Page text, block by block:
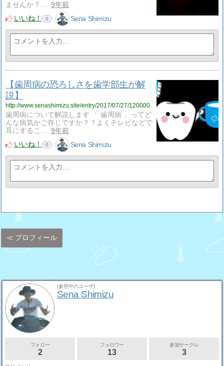
ませんか？…
9年前
いいね！
0 Sena Shimizu
【歯周病の恐ろしさを歯学部生が解
説】
http://www.senashimizu.site/entry/2017/07/27/120000
歯周病について解説します 「 歯周病 」ってど
んな病気かご存じですか？？よくテレビなどで
耳にするこ…
9年前
いいね！
0 Sena Shimizu
プロフィール
[参照中のユーザ]
Sena Shimizu
フォロー
2
フォロワー
13
参加サークル
3